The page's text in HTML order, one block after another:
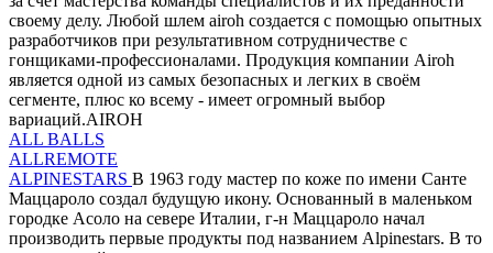
своему делу. Любой шлем airoh создается с помощью опытных
разработчиков при результативном сотрудничестве с
гонщиками-профессионалами. Продукция компании Airoh
является одной из самых безопасных и легких в своём
сегменте, плюс ко всему - имеет огромный выбор
вариаций.AIROH
ALL BALLS
ALLREMOTE
ALPINESTARS В 1963 году мастер по коже по имени Санте
Маццароло создал будущую икону. Основанный в маленьком
городке Асоло на севере Италии, г-н Маццароло начал
производить первые продукты под названием Alpinestars. В то